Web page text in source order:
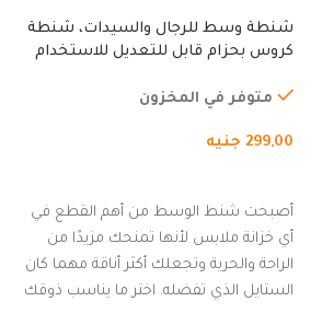
شنطة وسط للرجال والسيدات، شنطة
كروس بحزام قابل للتعديل للاستخدام
المشي لمسافات طويلة، وركوب
متوفر في المخزون
299,00 جنيه
أصبحت شنط الوسط من أهم القطع في
أي خزانة ملابس لأنها تمنحك مزيدًا من
الراحة والحرية وتجعلك أكثر أناقة مهما كان
الستايل الذي تفضله. اختر ما يناسب ذوقك